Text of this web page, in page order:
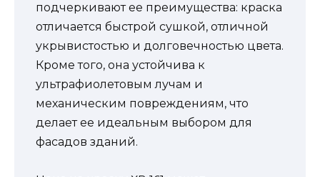
подчеркивают ее преимущества: краска
отличается быстрой сушкой, отличной
укрывистостью и долговечностью цвета.
Кроме того, она устойчива к
ультрафиолетовым лучам и
механическим повреждениям, что
делает ее идеальным выбором для
фасадов зданий.